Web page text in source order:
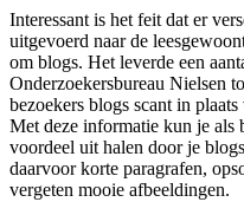
Interessant is het feit dat er
uitgevoerd naar de
om blogs. Het leverde een
Onderzoekersbureau Nielsen
bezoekers blogs scant in
Met deze informatie kun je als
voordeel uit halen door je
daarvoor korte paragrafen,
vergeten mooie afbeeldingen.